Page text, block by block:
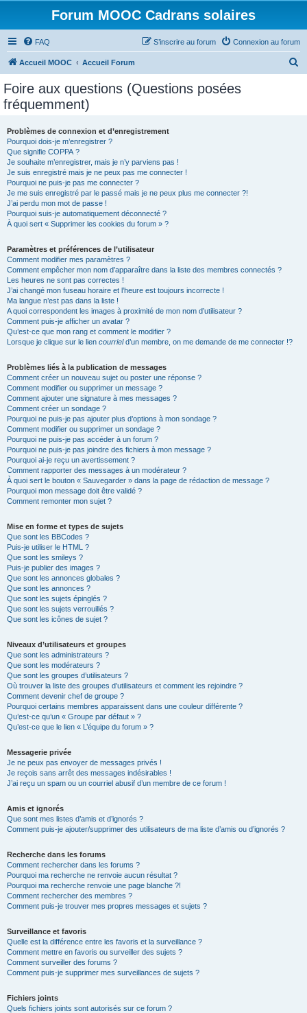
Forum MOOC Cadrans solaires
FAQ Connexion au forum
S’inscrire au forum
Accueil MOOC Accueil Forum
Foire aux questions (Questions posées
fréquemment)
Problèmes de connexion et d’enregistrement
Pourquoi dois-je m’enregistrer ?
Que signifie COPPA ?
Je souhaite m’enregistrer, mais je n’y parviens pas !
Je suis enregistré mais je ne peux pas me connecter !
Pourquoi ne puis-je pas me connecter ?
Je me suis enregistré par le passé mais je ne peux plus me connecter ?!
J’ai perdu mon mot de passe !
Pourquoi suis-je automatiquement déconnecté ?
À quoi sert « Supprimer les cookies du forum » ?
Paramètres et préférences de l’utilisateur
Comment modifier mes paramètres ?
Comment empêcher mon nom d’apparaître dans la liste des membres connectés ?
Les heures ne sont pas correctes !
J’ai changé mon fuseau horaire et l’heure est toujours incorrecte !
Ma langue n’est pas dans la liste !
A quoi correspondent les images à proximité de mon nom d’utilisateur ?
Comment puis-je afficher un avatar ?
Qu’est-ce que mon rang et comment le modifier ?
Lorsque je clique sur le lien courrield’un membre, on me demande de me connecter !?
Problèmes liés à la publication de messages
Comment créer un nouveau sujet ou poster une réponse ?
Comment modifier ou supprimer un message ?
Comment ajouter une signature à mes messages ?
Comment créer un sondage ?
Pourquoi ne puis-je pas ajouter plus d’options à mon sondage ?
Comment modifier ou supprimer un sondage ?
Pourquoi ne puis-je pas accéder à un forum ?
Pourquoi ne puis-je pas joindre des fichiers à mon message ?
Pourquoi ai-je reçu un avertissement ?
Comment rapporter des messages à un modérateur ?
À quoi sert le bouton « Sauvegarder » dans la page de rédaction de message ?
Pourquoi mon message doit être validé ?
Comment remonter mon sujet ?
Mise en forme et types de sujets
Que sont les BBCodes ?
Puis-je utiliser le HTML ?
Que sont les smileys ?
Puis-je publier des images ?
Que sont les annonces globales ?
Que sont les annonces ?
Que sont les sujets épinglés ?
Que sont les sujets verrouillés ?
Que sont les icônes de sujet ?
Niveaux d’utilisateurs et groupes
Que sont les administrateurs ?
Que sont les modérateurs ?
Que sont les groupes d’utilisateurs ?
Où trouver la liste des groupes d’utilisateurs et comment les rejoindre ?
Comment devenir chef de groupe ?
Pourquoi certains membres apparaissent dans une couleur différente ?
Qu’est-ce qu’un « Groupe par défaut » ?
Qu’est-ce que le lien « L’équipe du forum » ?
Messagerie privée
Je ne peux pas envoyer de messages privés !
Je reçois sans arrêt des messages indésirables !
J’ai reçu un spam ou un courriel abusif d’un membre de ce forum !
Amis et ignorés
Que sont mes listes d’amis et d’ignorés ?
Comment puis-je ajouter/supprimer des utilisateurs de ma liste d’amis ou d’ignorés ?
Recherche dans les forums
Comment rechercher dans les forums ?
Pourquoi ma recherche ne renvoie aucun résultat ?
Pourquoi ma recherche renvoie une page blanche ?!
Comment rechercher des membres ?
Comment puis-je trouver mes propres messages et sujets ?
Surveillance et favoris
Quelle est la différence entre les favoris et la surveillance ?
Comment mettre en favoris ou surveiller des sujets ?
Comment surveiller des forums ?
Comment puis-je supprimer mes surveillances de sujets ?
Fichiers joints
Quels fichiers joints sont autorisés sur ce forum ?